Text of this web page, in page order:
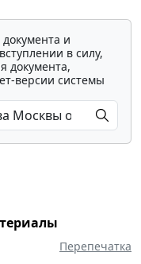
документа и
в силу,
документа,
версии системы
Перепечатка